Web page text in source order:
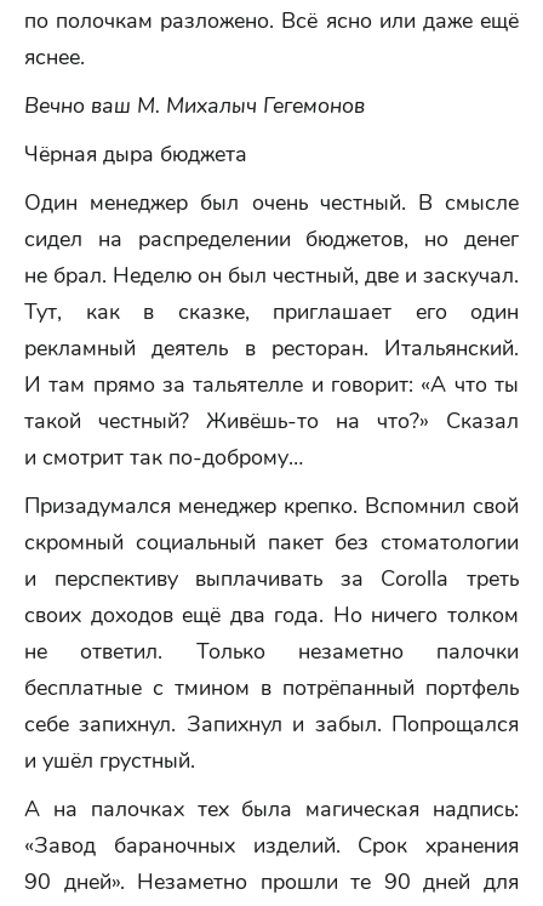
по полочкам разложено. Всё ясно или даже ещё
яснее.
Вечно ваш М. Михалыч Гегемонов
Чёрная дыра бюджета
Один менеджер был очень честный. В смысле
сидел на распределении бюджетов, но денег
не брал. Неделю он был честный, две и заскучал.
Тут, как в сказке, приглашает его один
рекламный деятель в ресторан. Итальянский.
И там прямо за тальятелле и говорит: «А что ты
такой честный? Живёшь-то на что?» Сказал
и смотрит так по-доброму…
Призадумался менеджер крепко. Вспомнил свой
скромный социальный пакет без стоматологии
и перспективу выплачивать за Corolla треть
своих доходов ещё два года. Но ничего толком
не ответил. Только незаметно палочки
бесплатные с тмином в потрёпанный портфель
себе запихнул. Запихнул и забыл. Попрощался
и ушёл грустный.
А на палочках тех была магическая надпись:
«Завод бараночных изделий. Срок хранения
90 дней». Незаметно прошли те 90 дней для